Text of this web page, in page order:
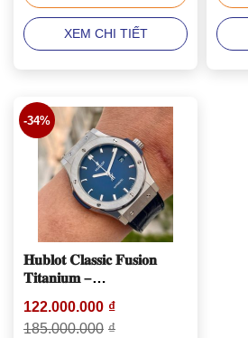
XEM CHI TIẾT
𝐇𝐮𝐛𝐥𝐨𝐭 𝐂𝐥𝐚𝐬𝐬𝐢𝐜 𝐅𝐮𝐬𝐢𝐨𝐧
𝐓𝐢𝐭𝐚𝐧𝐢𝐮𝐦 –
122.000.000 ₫
185.000.000 ₫
-34%